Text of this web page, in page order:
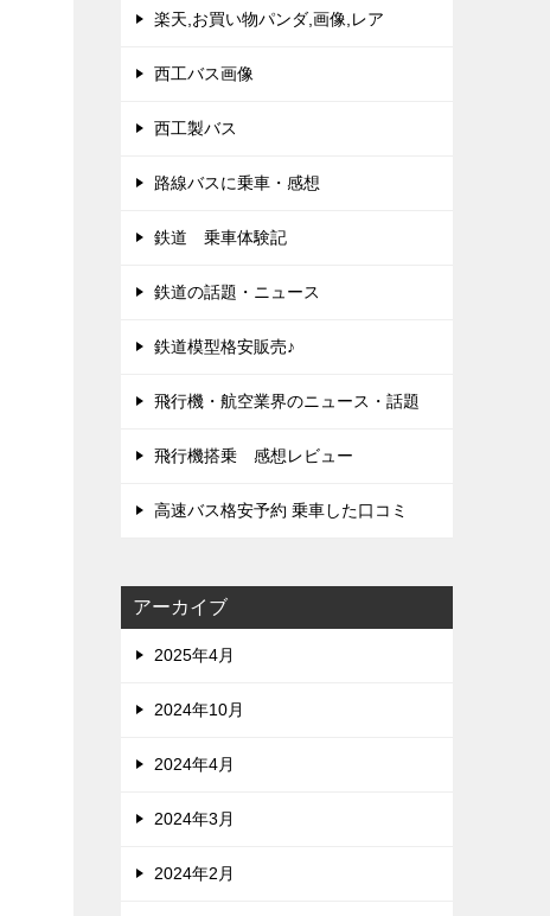
楽天,お買い物パンダ,画像,レア
西工バス画像
西工製バス
路線バスに乗車・感想
鉄道 乗車体験記
鉄道の話題・ニュース
鉄道模型格安販売♪
飛行機・航空業界のニュース・話題
飛行機搭乗 感想レビュー
高速バス格安予約 乗車した口コミ
アーカイブ
2025年4月
2024年10月
2024年4月
2024年3月
2024年2月